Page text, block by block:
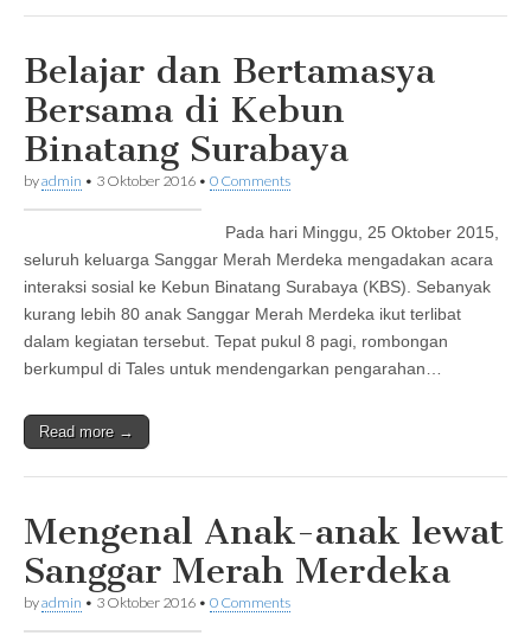
Belajar dan Bertamasya
Bersama di Kebun
Binatang Surabaya
byadmin • 3 Oktober 2016 • 0 Comments
Pada hari Minggu, 25 Oktober 2015,
seluruh keluarga Sanggar Merah Merdeka mengadakan acara
interaksi sosial ke Kebun Binatang Surabaya (KBS). Sebanyak
kurang lebih 80 anak Sanggar Merah Merdeka ikut terlibat
dalam kegiatan tersebut. Tepat pukul 8 pagi, rombongan
berkumpul di Tales untuk mendengarkan pengarahan…
Read more →
Mengenal Anak-anak lewat
Sanggar Merah Merdeka
byadmin • 3 Oktober 2016 • 0 Comments